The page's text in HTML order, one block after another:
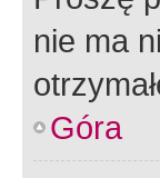
nie ma
Góra